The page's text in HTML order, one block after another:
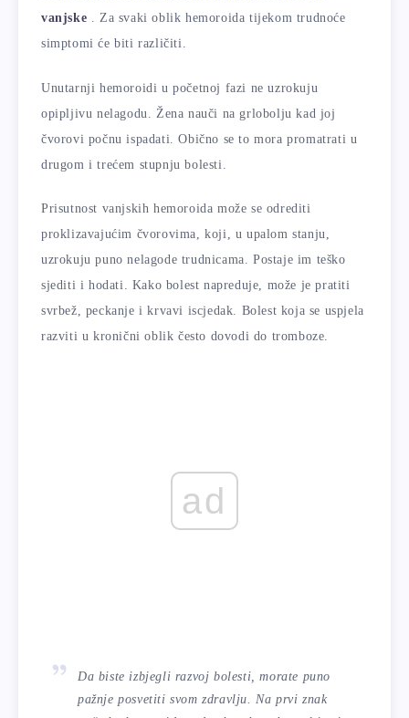
vanjske . Za svaki oblik hemoroida tijekom trudnoće
simptomi će biti različiti.
Unutarnji hemoroidi u početnoj fazi ne uzrokuju
opipljivu nelagodu. Žena nauči na grlobolju kad joj
čvorovi počnu ispadati. Obično se to mora promatrati u
drugom i trećem stupnju bolesti.
Prisutnost vanjskih hemoroida može se odrediti
proklizavajućim čvorovima, koji, u upalom stanju,
uzrokuju puno nelagode trudnicama. Postaje im teško
sjediti i hodati. Kako bolest napreduje, može je pratiti
svrbež, peckanje i krvavi iscjedak. Bolest koja se uspjela
razviti u kronični oblik često dovodi do tromboze.
ad
Da biste izbjegli razvoj bolesti, morate puno
pažnje posvetiti svom zdravlju. Na prvi znak